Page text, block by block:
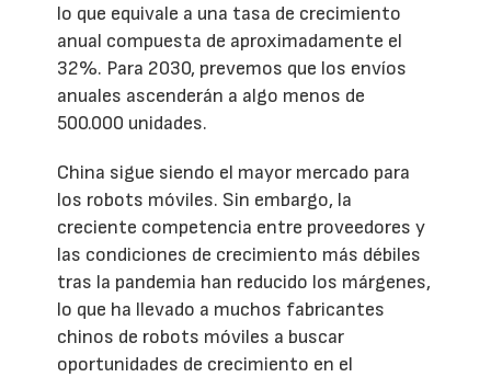
lo que equivale a una tasa de crecimiento
anual compuesta de aproximadamente el
32%. Para 2030, prevemos que los envíos
anuales ascenderán a algo menos de
500.000 unidades.
China sigue siendo el mayor mercado para
los robots móviles. Sin embargo, la
creciente competencia entre proveedores y
las condiciones de crecimiento más débiles
tras la pandemia han reducido los márgenes,
lo que ha llevado a muchos fabricantes
chinos de robots móviles a buscar
oportunidades de crecimiento en el